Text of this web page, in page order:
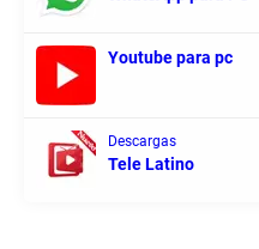
Youtube para pc
Descargas
Tele Latino